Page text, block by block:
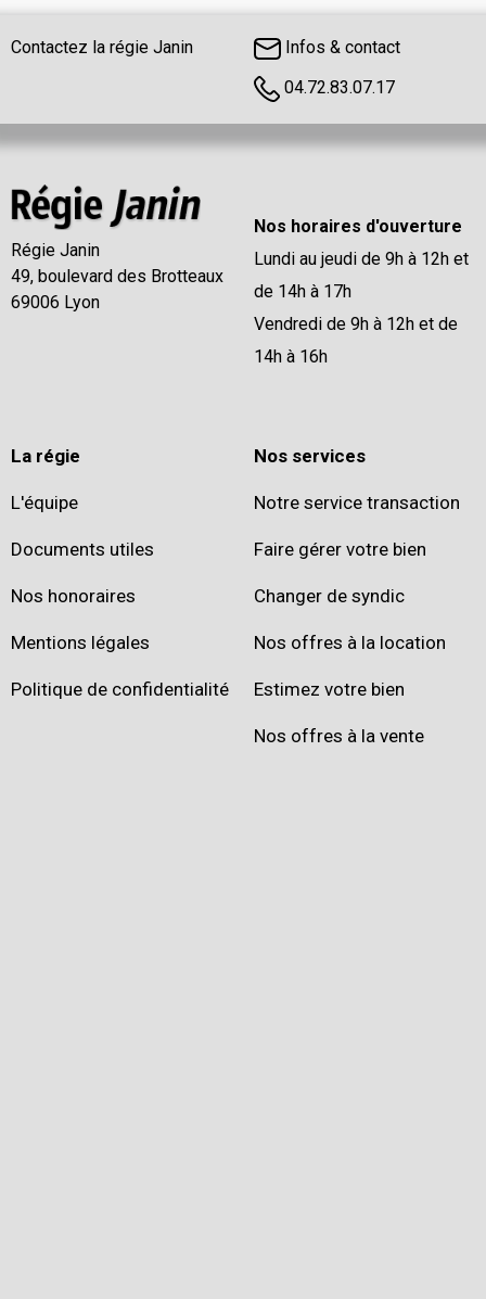
Contactez la régie Janin
Infos & contact
04.72.83.07.17
Régie Janin
49, boulevard des Brotteaux
69006 Lyon
Nos horaires d'ouverture
Lundi au jeudi de 9h à 12h et
de 14h à 17h
Vendredi de 9h à 12h et de
14h à 16h
La régie
L'équipe
Documents utiles
Nos honoraires
Mentions légales
Politique de confidentialité
Nos services
Notre service transaction
Faire gérer votre bien
Changer de syndic
Nos offres à la location
Estimez votre bien
Nos offres à la vente